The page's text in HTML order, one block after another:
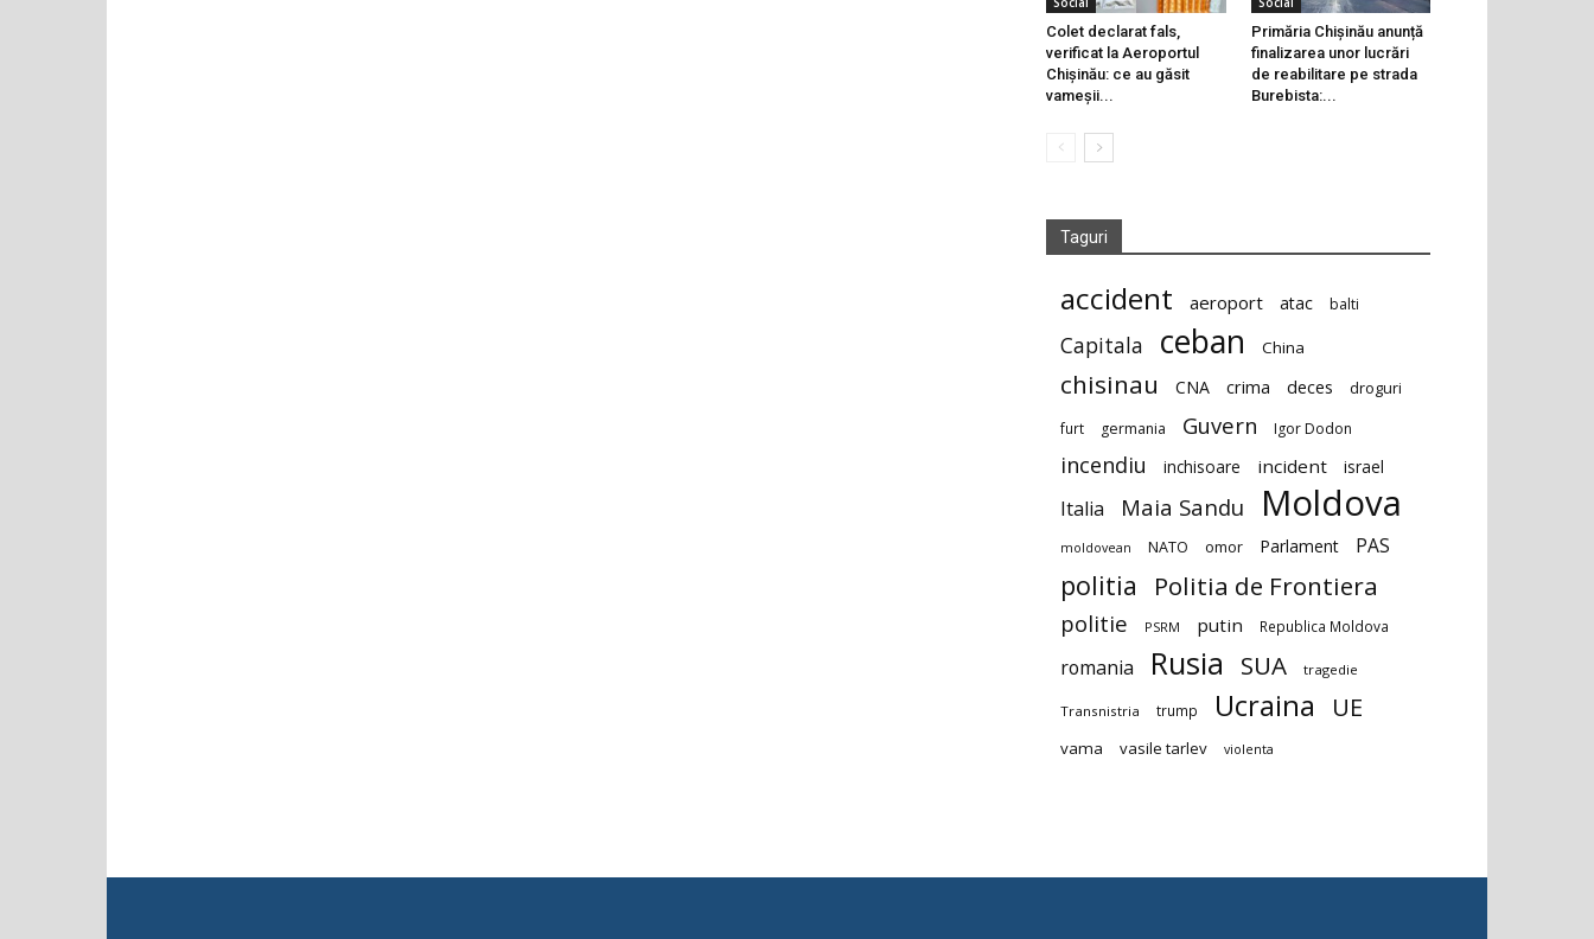
Colet declarat fals,
verificat la Aeroportul
Chișinău: ce au găsit
vameșii...
Primăria Chișinău anunță
finalizarea unor lucrări
de reabilitare pe strada
Burebista:...
Taguri
accident aeroport atac balti
Capitala ceban China
chisinau CNA crima deces droguri
furt germania Guvern Igor Dodon
incendiu inchisoare incident israel
Italia Maia Sandu Moldova
moldovean NATO omor Parlament PAS
politia Politia de Frontiera
politie PSRM putin Republica Moldova
romania Rusia SUA tragedie
Transnistria trump Ucraina UE
vama vasile tarlev violenta